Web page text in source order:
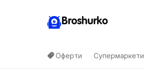
Broshurko
Оферти Супермаркети